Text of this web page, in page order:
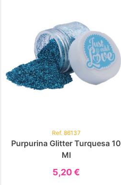
Ref. 86137
Purpurina Glitter Turquesa 10
Ml
5,20 €